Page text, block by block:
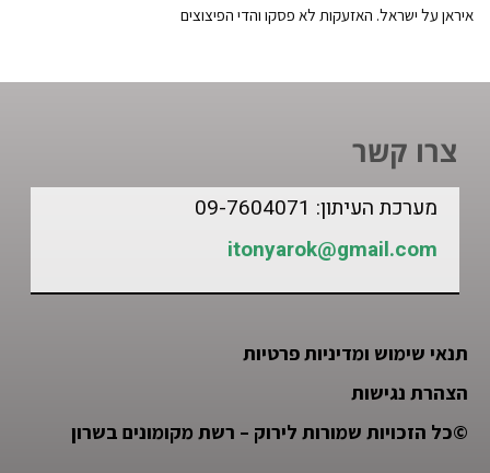
איראן על ישראל. האזעקות לא פסקו והדי הפיצוצים
צרו קשר
מערכת העיתון: 09-7604071
itonyarok@gmail.com
תנאי שימוש ומדיניות פרטיות
הצהרת נגישות
©כל הזכויות שמורות לירוק – רשת מקומונים בשרון